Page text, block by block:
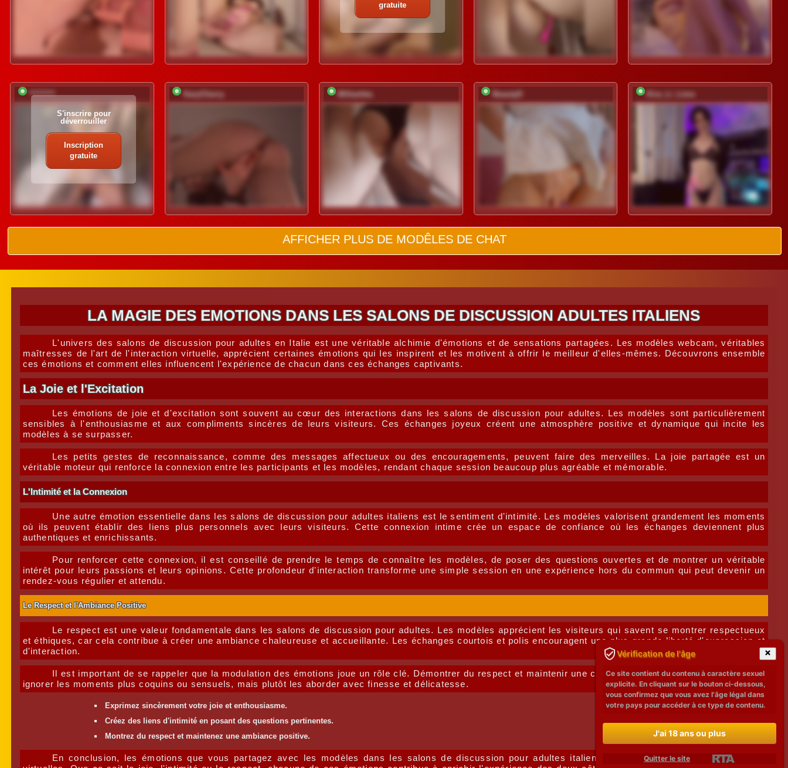
gratuite
*********
S'inscrire pour
déverrouiller
Inscription
gratuite
KaryCherry Millashka BeautyD Kira_Li_Lime
AFFICHER PLUS DE MODÊLES DE CHAT
LA MAGIE DES EMOTIONS DANS LES SALONS DE DISCUSSION ADULTES ITALIENS
L'univers des salons de discussion pour adultes en Italie est une véritable alchimie d'émotions et de sensations partagées. Les modèles webcam, véritables
maîtresses de l'art de l'interaction virtuelle, apprécient certaines émotions qui les inspirent et les motivent à offrir le meilleur d'elles-mêmes. Découvrons ensemble
ces émotions et comment elles influencent l'expérience de chacun dans ces échanges captivants.
La Joie et l'Excitation
Les émotions de joie et d'excitation sont souvent au cœur des interactions dans les salons de discussion pour adultes. Les modèles sont particulièrement
sensibles à l'enthousiasme et aux compliments sincères de leurs visiteurs. Ces échanges joyeux créent une atmosphère positive et dynamique qui incite les
modèles à se surpasser.
Les petits gestes de reconnaissance, comme des messages affectueux ou des encouragements, peuvent faire des merveilles. La joie partagée est un
véritable moteur qui renforce la connexion entre les participants et les modèles, rendant chaque session beaucoup plus agréable et mémorable.
L'Intimité et la Connexion
Une autre émotion essentielle dans les salons de discussion pour adultes italiens est le sentiment d'intimité. Les modèles valorisent grandement les moments
où ils peuvent établir des liens plus personnels avec leurs visiteurs. Cette connexion intime crée un espace de confiance où les échanges deviennent plus
authentiques et enrichissants.
Pour renforcer cette connexion, il est conseillé de prendre le temps de connaître les modèles, de poser des questions ouvertes et de montrer un véritable
intérêt pour leurs passions et leurs opinions. Cette profondeur d'interaction transforme une simple session en une expérience hors du commun qui peut devenir un
rendez-vous régulier et attendu.
Le Respect et l'Ambiance Positive
Le respect est une valeur fondamentale dans les salons de discussion pour adultes. Les modèles apprécient les visiteurs qui savent se montrer respectueux
et éthiques, car cela contribue à créer une ambiance chaleureuse et accueillante. Les échanges courtois et polis encouragent une plus grande liberté d'expression et
d'interaction.
Il est important de se rappeler que la modulation des émotions joue un rôle clé. Démontrer du respect et maintenir une communication positive ne signifie pas
ignorer les moments plus coquins ou sensuels, mais plutôt les aborder avec finesse et délicatesse.
Exprimez sincèrement votre joie et enthousiasme.
Créez des liens d'intimité en posant des questions pertinentes.
Montrez du respect et maintenez une ambiance positive.
En conclusion, les émotions que vous partagez avec les modèles dans les salons de discussion pour adultes italiens sont le ciment de vos interactions
Vérification de l'âge
Ce site contient du contenu à caractère sexuel
explicite. En cliquant sur le bouton ci-dessous,
vous confirmez que vous avez l'âge légal dans
votre pays pour accéder à ce type de contenu.
J'ai 18 ans ou plus
Quitter le site